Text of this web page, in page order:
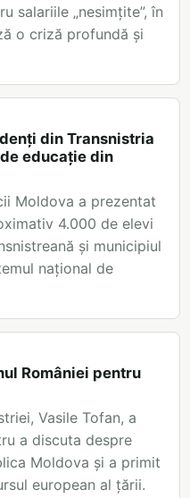
salariile „nesimțite”, în
o criză profundă și
din Transnistria
educație din
Moldova a prezentat
4.000 de elevi
și municipiul
național de
României pentru
Vasile Tofan, a
a discuta despre
Moldova și a primit
european al țării.